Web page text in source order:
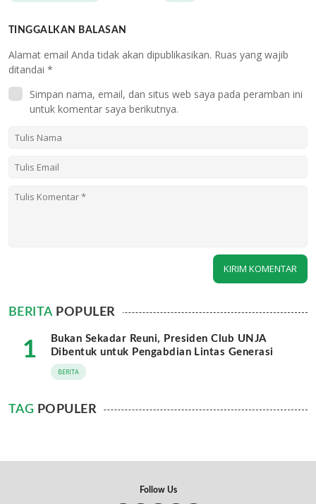
TINGGALKAN BALASAN
Alamat email Anda tidak akan dipublikasikan. Ruas yang wajib
ditandai *
Simpan nama, email, dan situs web saya pada peramban ini
untuk komentar saya berikutnya.
BERITAPOPULER
1
Bukan Sekadar Reuni, Presiden Club UNJA
Dibentuk untuk Pengabdian Lintas Generasi
BERITA
TAG POPULER
Follow Us